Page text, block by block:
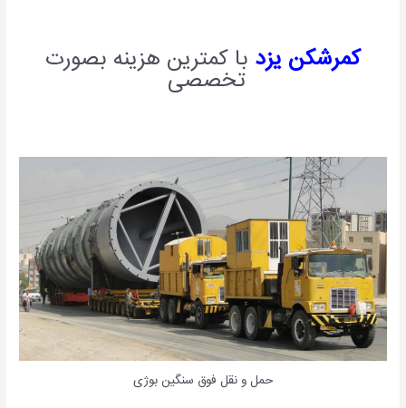
کمرشکن یزد با کمترین هزینه بصورت
تخصصی
حمل و نقل فوق سنگین بوژی